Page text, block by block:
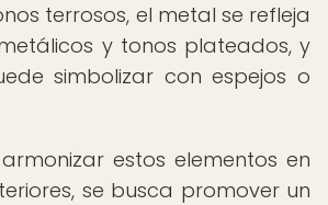
terrosos, el metal se refleja
y tonos plateados, y
simbolizar con espejos o
estos elementos en
se busca promover un